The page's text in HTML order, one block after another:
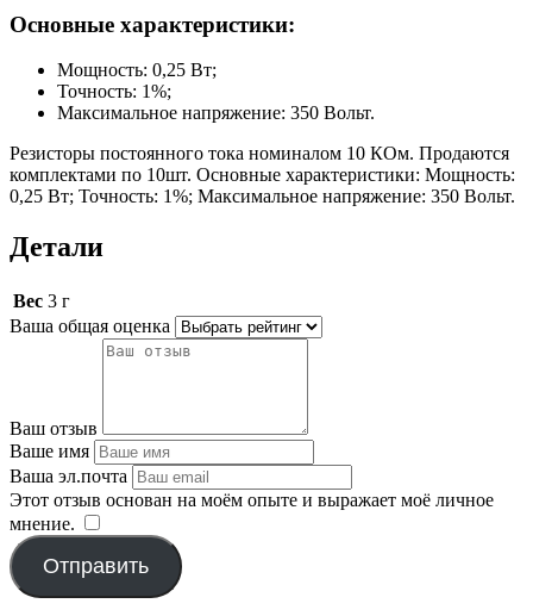
Основные характеристики:
Мощность: 0,25 Вт;
Точность: 1%;
Максимальное напряжение: 350 Вольт.
Резисторы постоянного тока номиналом 10 КОм. Продаются
комплектами по 10шт. Основные характеристики: Мощность:
0,25 Вт; Точность: 1%; Максимальное напряжение: 350 Вольт.
Детали
Вес 3 г
Ваша общая оценка
Ваш отзыв
Ваше имя
Ваша эл.почта
Этот отзыв основан на моём опыте и выражает моё личное
мнение.
Отправить